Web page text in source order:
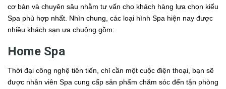
cơ bản và chuyên sâu nhằm tư vấn cho khách hàng lựa chọn kiểu
Spa phù hợp nhất. Nhìn chung, các loại hình Spa hiện nay được
nhiều khách sạn ưa chuộng gồm:
Home Spa
Thời đại công nghệ tiên tiến, chỉ cần một cuộc điện thoại, bạn sẽ
được nhân viên Spa cung cấp sản phẩm chăm sóc đến tận phòng